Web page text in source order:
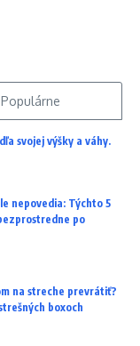
Populárne
svojej výšky a váhy.
nepovedia: Týchto 5
po
na streche prevrátiť?
boxoch